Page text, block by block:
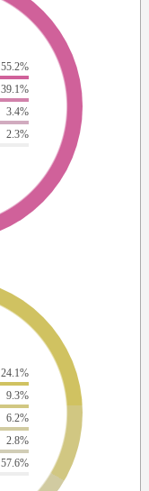
55.2%
39.1%
3.4%
2.3%
24.1%
9.3%
6.2%
2.8%
57.6%